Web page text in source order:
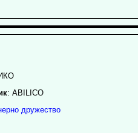
: ABILICO
дружество